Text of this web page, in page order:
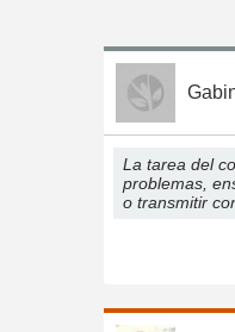
La tarea del
problemas,
o transmitir